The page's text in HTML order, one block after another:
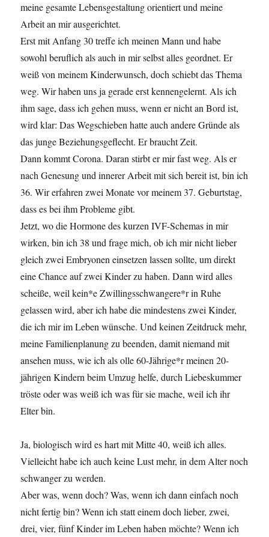
meine gesamte Lebensgestaltung orientiert und meine
Arbeit an mir ausgerichtet.
Erst mit Anfang 30 treffe ich meinen Mann und habe
sowohl beruflich als auch in mir selbst alles geordnet. Er
weiß von meinem Kinderwunsch, doch schiebt das Thema
weg. Wir haben uns ja gerade erst kennengelernt. Als ich
ihm sage, dass ich gehen muss, wenn er nicht an Bord ist,
wird klar: Das Wegschieben hatte auch andere Gründe als
das junge Beziehungsgeflecht. Er braucht Zeit.
Dann kommt Corona. Daran stirbt er mir fast weg. Als er
nach Genesung und innerer Arbeit mit sich bereit ist, bin ich
36. Wir erfahren zwei Monate vor meinem 37. Geburtstag,
dass es bei ihm Probleme gibt.
Jetzt, wo die Hormone des kurzen IVF-Schemas in mir
wirken, bin ich 38 und frage mich, ob ich mir nicht lieber
gleich zwei Embryonen einsetzen lassen sollte, um direkt
eine Chance auf zwei Kinder zu haben. Dann wird alles
scheiße, weil kein*e Zwillingsschwangere*r in Ruhe
gelassen wird, aber ich habe die mindestens zwei Kinder,
die ich mir im Leben wünsche. Und keinen Zeitdruck mehr,
meine Familienplanung zu beenden, damit niemand mit
ansehen muss, wie ich als olle 60-Jährige*r meinen 20-
jährigen Kindern beim Umzug helfe, durch Liebeskummer
tröste oder was weiß ich was für sie mache, weil ich ihr
Elter bin.
Ja, biologisch wird es hart mit Mitte 40, weiß ich alles.
Vielleicht habe ich auch keine Lust mehr, in dem Alter noch
schwanger zu werden.
Aber was, wenn doch? Was, wenn ich dann einfach noch
nicht fertig bin? Wenn ich statt einem doch lieber, zwei,
drei, vier, fünf Kinder im Leben haben möchte? Wenn ich